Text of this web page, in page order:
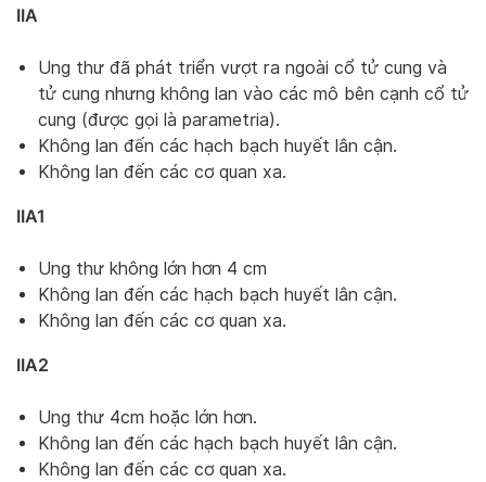
IIA
Ung thư đã phát triển vượt ra ngoài cổ tử cung và
tử cung nhưng không lan vào các mô bên cạnh cổ tử
cung (được gọi là parametria).
Không lan đến các hạch bạch huyết lân cận.
Không lan đến các cơ quan xa.
IIA1
Ung thư không lớn hơn 4 cm
Không lan đến các hạch bạch huyết lân cận.
Không lan đến các cơ quan xa.
IIA2
Ung thư 4cm hoặc lớn hơn.
Không lan đến các hạch bạch huyết lân cận.
Không lan đến các cơ quan xa.